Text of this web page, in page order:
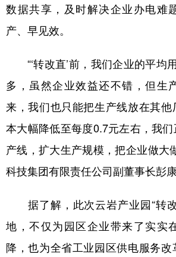
多语种频道
English
Русский язык 日本語
Deutsch Português
数据共享，及时解决企业办电难
产、早见效。
“‘转改直’前，我们企业的平均
多，虽然企业效益还不错，但生
来，我们也只能把生产线放在其
本大幅降低至每度0.7元左右，我
产线，扩大生产规模，把企业做大
科技集团有限责任公司副董事长彭康
据了解，此次云岩产业园“转
地，不仅为园区企业带来了实实
降，也为全省工业园区供电服务改